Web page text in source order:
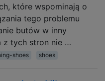
które wspominają o
tego problemu
butów w inny
z tych stron nie …
shoes shoes